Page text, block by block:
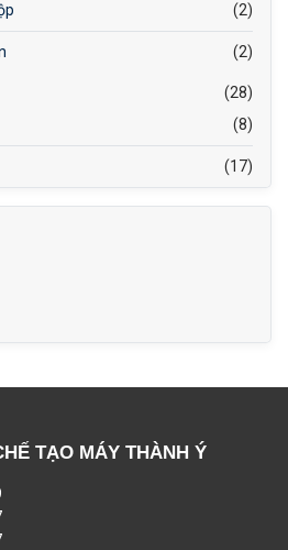
(2)
(2)
(28)
(8)
(17)
TẠO MÁY THÀNH Ý